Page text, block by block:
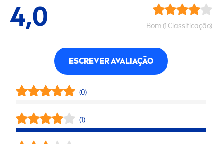
4,0 Bom (1 Classificação)
ESCREVER AVALIAÇÃO
(0)
(1)